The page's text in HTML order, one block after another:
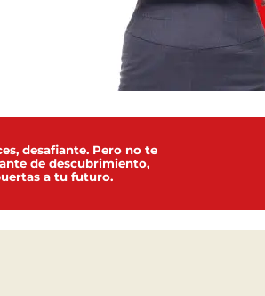
desafiante. Pero no te
de descubrimiento,
a tu futuro.